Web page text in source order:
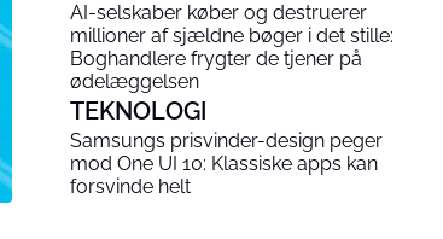
AI-selskaber køber og destruerer
millioner af sjældne bøger i det stille:
Boghandlere frygter de tjener på
ødelæggelsen
TEKNOLOGI
Samsungs prisvinder-design peger
mod One UI 10: Klassiske apps kan
forsvinde helt